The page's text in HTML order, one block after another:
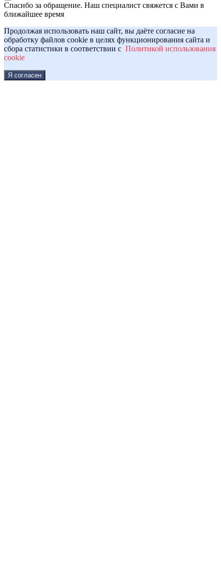
Спасибо за обращение. Наш специалист свяжется с Вами в
ближайшее время
Продолжая использовать наш сайт, вы даёте согласие на
обработку файлов cookie в целях функционирования сайта и
сбора статистики в соответствии с Политикой использования
cookie
Я согласен